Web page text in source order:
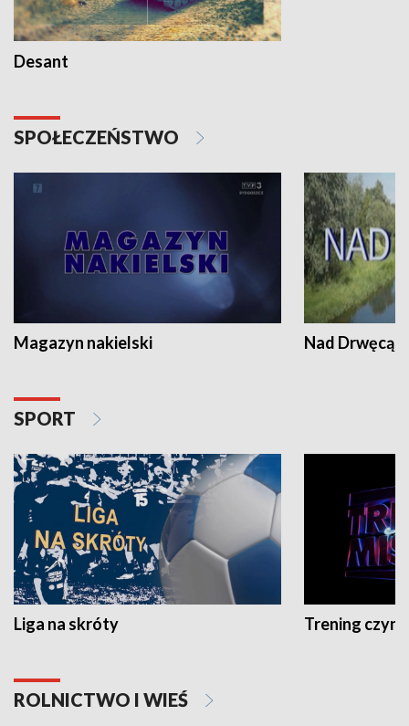
Desant
SPOŁECZEŃSTWO
Magazyn nakielski Nad Drwęcą
SPORT
Liga na skróty Trening czyni
ROLNICTWO I WIEŚ